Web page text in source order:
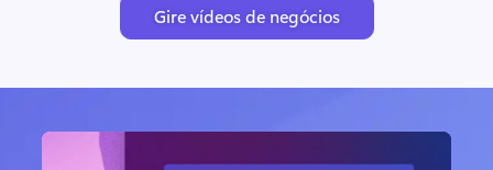
Gire vídeos de negócios